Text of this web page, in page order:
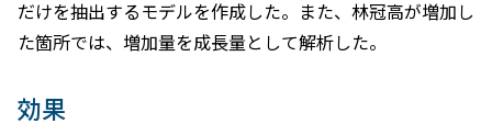
だけを抽出するモデルを作成した。また、林冠高が増加し
た箇所では、増加量を成長量として解析した。
効果